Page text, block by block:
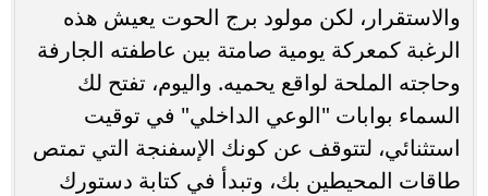
والاستقرار، لكن مولود برج الحوت يعيش هذه
الرغبة كمعركة يومية صامتة بين عاطفته الجارفة
وحاجته الملحة لواقع يحميه. واليوم، تفتح لك
السماء بوابات "الوعي الداخلي" في توقيت
استثنائي، لتتوقف عن كونك الإسفنجة التي تمتص
طاقات المحيطين بك، وتبدأ في كتابة دستورك